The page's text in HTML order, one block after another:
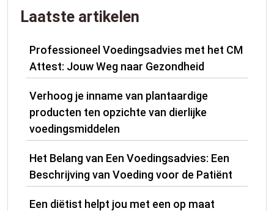
Laatste artikelen
Professioneel Voedingsadvies met het CM
Attest: Jouw Weg naar Gezondheid
Verhoog je inname van plantaardige
producten ten opzichte van dierlijke
voedingsmiddelen
Het Belang van Een Voedingsadvies: Een
Beschrijving van Voeding voor de Patiënt
Een diëtist helpt jou met een op maat